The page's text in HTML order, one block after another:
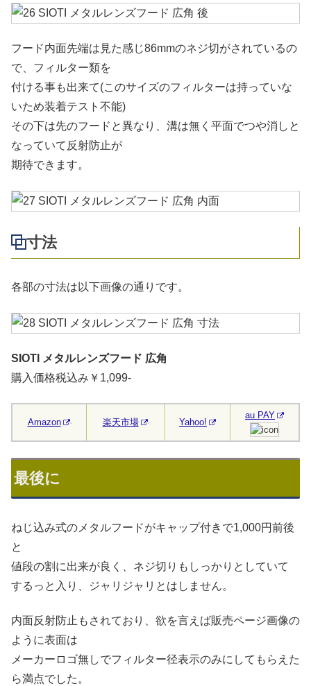
フード内面先端は見た感じ86mmのネジ切がされているの
で、フィルター類を
付ける事も出来て(このサイズのフィルターは持っていな
いため装着テスト不能)
その下は先のフードと異なり、溝は無く平面でつや消しと
なっていて反射防止が
期待できます。
寸法
各部の寸法は以下画像の通りです。
SIOTI メタルレンズフード 広角
購入価格税込み￥1,099-
Amazon 楽天市場 Yahoo!
au PAY
最後に
ねじ込み式のメタルフードがキャップ付きで1,000円前後
と
値段の割に出来が良く、ネジ切りもしっかりとしていて
するっと入り、ジャリジャリとはしません。
内面反射防止もされており、欲を言えば販売ページ画像の
ように表面は
メーカーロゴ無しでフィルター径表示のみにしてもらえた
ら満点でした。